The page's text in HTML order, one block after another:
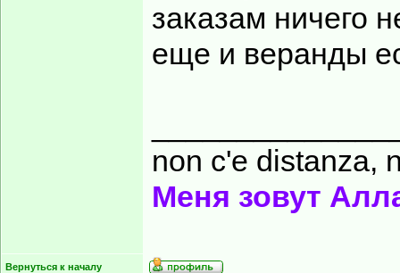
заказам ничего
еще и веранды
non c'e distanza,
Меня зовут
Вернуться к началу